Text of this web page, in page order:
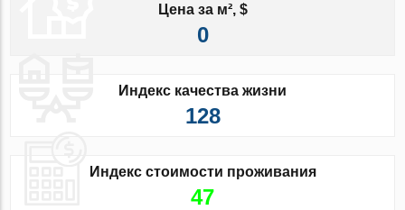
Цена за м², $
0
Индекс качества жизни
128
Индекс стоимости проживания
47